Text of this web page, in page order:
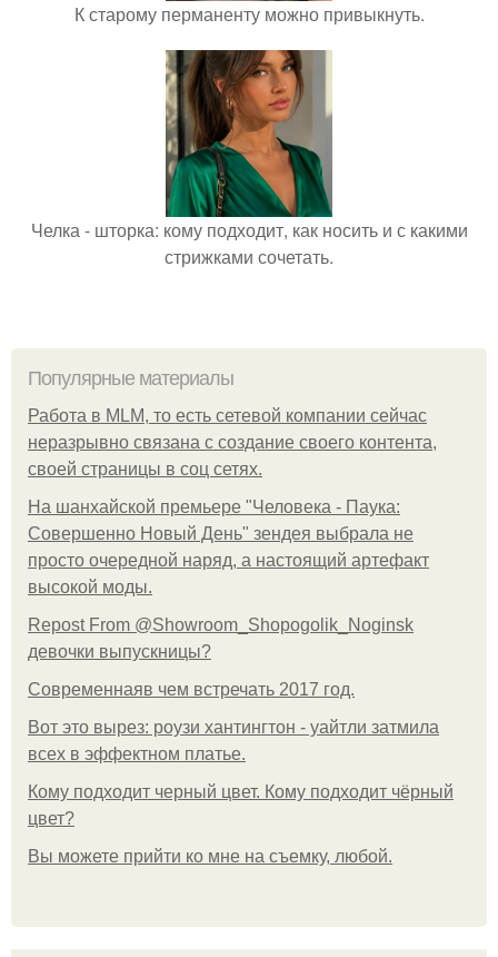
К старому перманенту можно привыкнуть.
Челка - шторка: кому подходит, как носить и с какими
стрижками сочетать.
Популярные материалы
Работа в MLM, то есть сетевой компании сейчас
неразрывно связана с создание своего контента,
своей страницы в соц сетях.
На шанхайской премьере "Человека - Паука:
Совершенно Новый День" зендея выбрала не
просто очередной наряд, а настоящий артефакт
высокой моды.
Repost From @Showroom_Shopogolik_Noginsk
девочки выпускницы?
Современнаяв чем встречать 2017 год.
Вот это вырез: роузи хантингтон - уайтли затмила
всех в эффектном платьe.
Кому подходит черный цвет. Кому подходит чёрный
цвет?
Вы можете прийти ко мне на съемку, любой.